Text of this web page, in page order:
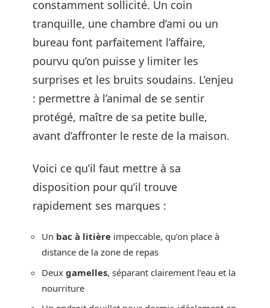
constamment sollicité. Un coin
tranquille, une chambre d’ami ou un
bureau font parfaitement l’affaire,
pourvu qu’on puisse y limiter les
surprises et les bruits soudains. L’enjeu
: permettre à l’animal de se sentir
protégé, maître de sa petite bulle,
avant d’affronter le reste de la maison.
Voici ce qu’il faut mettre à sa
disposition pour qu’il trouve
rapidement ses marques :
Un bac à litière impeccable, qu’on place à
distance de la zone de repas
Deux gamelles, séparant clairement l’eau et la
nourriture